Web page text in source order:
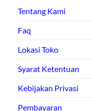
Tentang Kami
Faq
Lokasi Toko
Syarat Ketentuan
Kebijakan Privasi
Pembayaran